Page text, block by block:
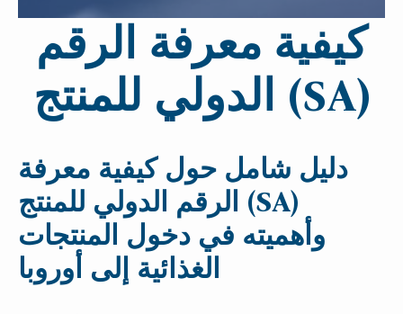
كيفية معرفة الرقم
الدولي للمنتج (SA)
دليل شامل حول كيفية معرفة
الرقم الدولي للمنتج (SA)
وأهميته في دخول المنتجات
الغذائية إلى أوروبا